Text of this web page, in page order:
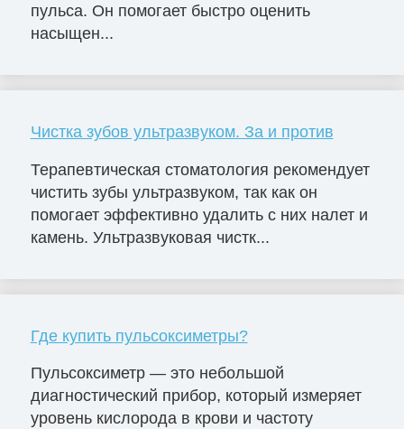
пульса. Он помогает быстро оценить
насыщен...
Чистка зубов ультразвуком. За и против
Терапевтическая стоматология рекомендует
чистить зубы ультразвуком, так как он
помогает эффективно удалить с них налет и
камень. Ультразвуковая чистк...
Где купить пульсоксиметры?
Пульсоксиметр — это небольшой
диагностический прибор, который измеряет
уровень кислорода в крови и частоту